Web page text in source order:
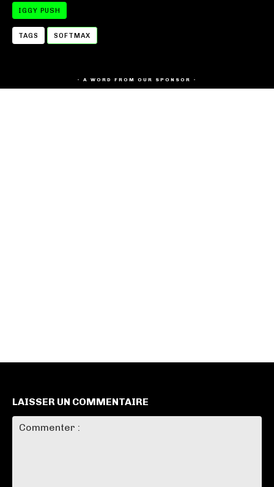
IGGY PUSH
TAGS SOFTMAX
- A WORD FROM OUR SPONSOR -
LAISSER UN COMMENTAIRE